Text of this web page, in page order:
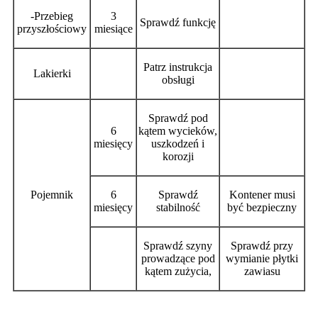
-Przebieg
przyszłościowy
3
miesiące
Sprawdź funkcję
Lakierki
Patrz instrukcja
obsługi
Pojemnik
6
miesięcy
Sprawdź pod
kątem wycieków,
uszkodzeń i
korozji
6
miesięcy
Sprawdź
stabilność
Kontener musi
być bezpieczny
Sprawdź szyny
prowadzące pod
kątem zużycia,
Sprawdź przy
wymianie płytki
zawiasu